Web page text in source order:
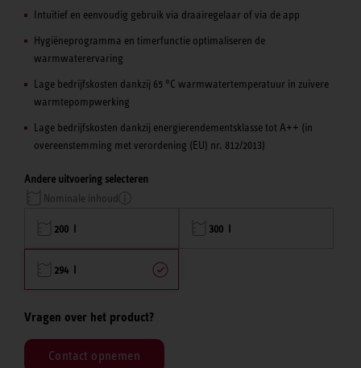
Intuïtief en eenvoudig gebruik via draairegelaar of via de app
Hygiëneprogramma en timerfunctie optimaliseren de
warmwaterervaring
Lage bedrijfskosten dankzij 65 °C warmwatertemperatuur in zuivere
warmtepompwerking
Lage bedrijfskosten dankzij energierendementsklasse tot A++ (in
overeenstemming met verordening (EU) nr. 812/2013)
Andere uitvoering selecteren
Nominale inhoud
200 l 300 l
294 l
Vragen over het product?
Contact opnemen